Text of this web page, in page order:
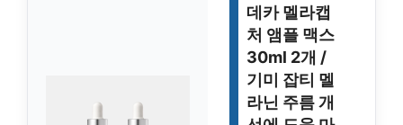
데카 멜라캡
처 앰플 맥스
30ml 2개 /
기미 잡티 멜
라닌 주름 개